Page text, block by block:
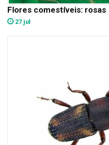
Flores comestíveis: rosas
27 jul